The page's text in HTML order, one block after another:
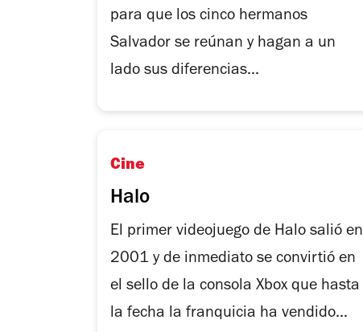
para que los cinco hermanos
Salvador se reúnan y hagan a un
lado sus diferencias...
Cine
Halo
El primer videojuego de Halo salió en
2001 y de inmediato se convirtió en
el sello de la consola Xbox que hasta
la fecha la franquicia ha vendido...